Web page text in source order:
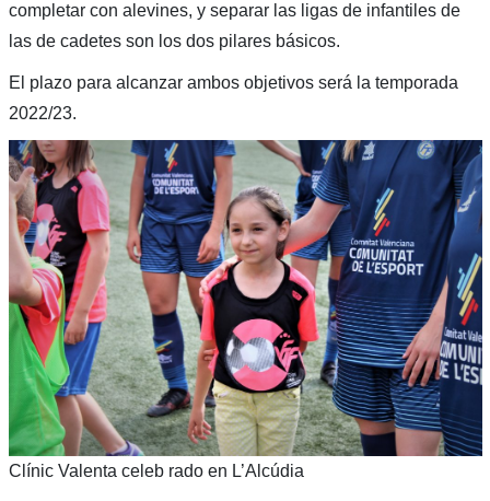
completar con alevines, y separar las ligas de infantiles de
las de cadetes son los dos pilares básicos.
El plazo para alcanzar ambos objetivos será la temporada
2022/23.
Clínic Valenta celeb rado en L’Alcúdia